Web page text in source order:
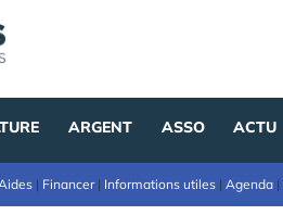
ARGENT ASSO ACTU
| Financer| Informations utiles | Agenda |